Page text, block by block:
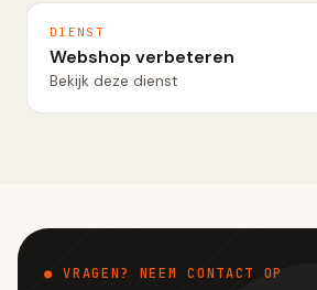
DIENST
Webshop verbeteren
Bekijk deze dienst
● VRAGEN? NEEM CONTACT OP